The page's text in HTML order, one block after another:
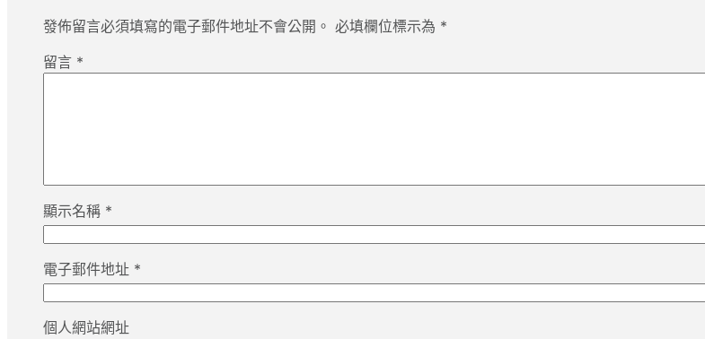
發佈留言必須填寫的電子郵件地址不會公開。 必填欄位標示為 *
留言 *
顯示名稱 *
電子郵件地址 *
個人網站網址